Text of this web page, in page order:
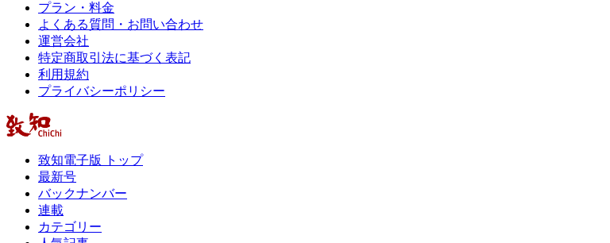
プラン・料金
よくある質問・お問い合わせ
運営会社
特定商取引法に基づく表記
利用規約
プライバシーポリシー
致知電子版 トップ
最新号
バックナンバー
連載
カテゴリー